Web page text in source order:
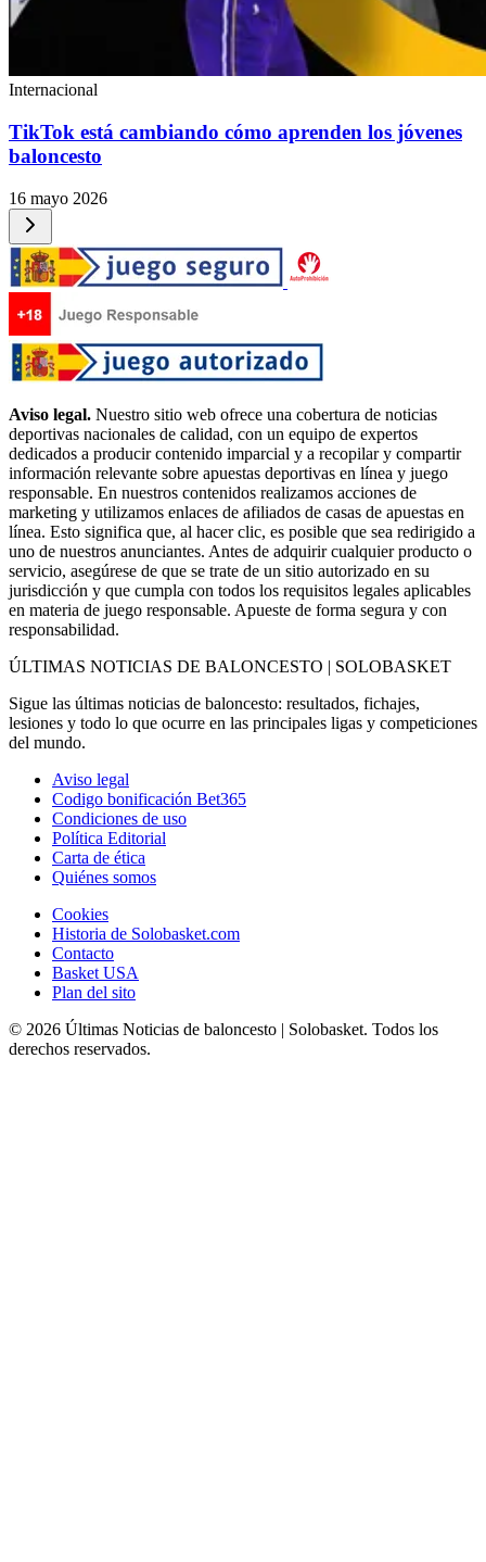
Internacional
TikTok está cambiando cómo aprenden los jóvenes
baloncesto
16 mayo 2026
Aviso legal. Nuestro sitio web ofrece una cobertura de noticias
deportivas nacionales de calidad, con un equipo de expertos
dedicados a producir contenido imparcial y a recopilar y compartir
información relevante sobre apuestas deportivas en línea y juego
responsable. En nuestros contenidos realizamos acciones de
marketing y utilizamos enlaces de afiliados de casas de apuestas en
línea. Esto significa que, al hacer clic, es posible que sea redirigido a
uno de nuestros anunciantes. Antes de adquirir cualquier producto o
servicio, asegúrese de que se trate de un sitio autorizado en su
jurisdicción y que cumpla con todos los requisitos legales aplicables
en materia de juego responsable. Apueste de forma segura y con
responsabilidad.
ÚLTIMAS NOTICIAS DE BALONCESTO | SOLOBASKET
Sigue las últimas noticias de baloncesto: resultados, fichajes,
lesiones y todo lo que ocurre en las principales ligas y competiciones
del mundo.
Aviso legal
Codigo bonificación Bet365
Condiciones de uso
Política Editorial
Carta de ética
Quiénes somos
Cookies
Historia de Solobasket.com
Contacto
Basket USA
Plan del sito
© 2026 Últimas Noticias de baloncesto | Solobasket. Todos los
derechos reservados.